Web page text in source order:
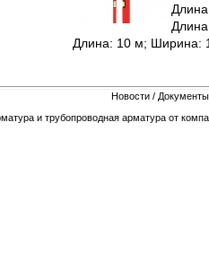
Длина: 10 м; Ширина:
Новости / Документы
и трубопроводная арматура от